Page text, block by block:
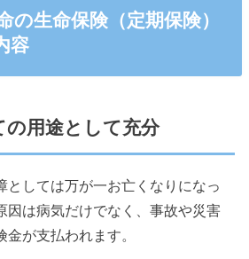
の生命保険（定期保険）
容
の用途として充分
としては万が一お亡くなりになっ
因は病気だけでなく、事故や災害
が支払われます。